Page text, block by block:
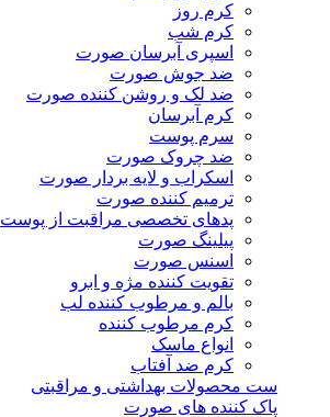
کرم روز
کرم شب
اسپری آبرسان صورت
ضد جوش صورت
ضد لک و روشن کننده صورت
کرم آبرسان
سرم پوست
ضد چروک صورت
اسکراب و لایه بردار صورت
ترمیم کننده صورت
پدهای تخصصی مراقبت از پوست
پیلینگ صورت
اسنس صورت
تقویت کننده مژه و ابرو
بالم و مرطوب کننده لب
کرم مرطوب کننده
انواع ماسک
کرم ضد آفتاب
ست محصولات بهداشتی و مراقبتی
پاک کننده های صورت